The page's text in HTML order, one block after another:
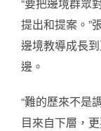
提出和提案。”
邊境教導成長
邊。
“難的歷來不是
目來自下層，